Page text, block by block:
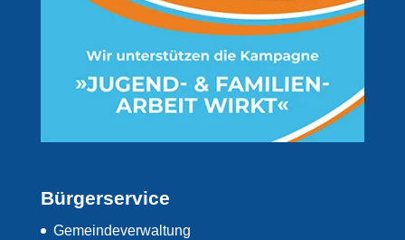
Bürgerservice
Gemeindeverwaltung